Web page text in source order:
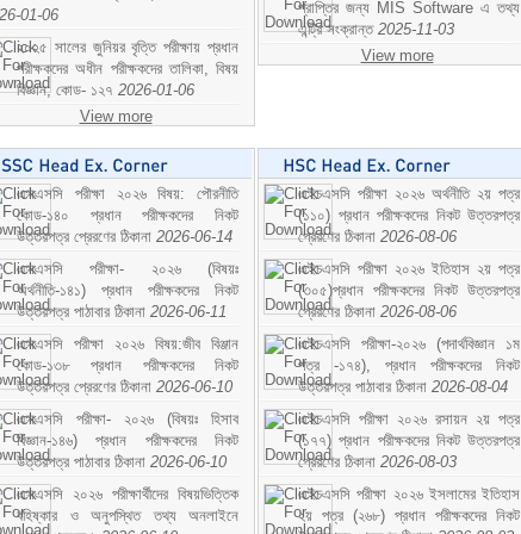
01-06
২০২৫ সালের জুনিয়র বৃত্তি পরীক্ষায় প্রধান
পরীক্ষকদের অধীন পরীক্ষকদের তালিকা, বিষয়
বিজ্ঞান; কোড- ১২৭ 2026-01-06
View more
প্রাপ্তির জন্য MIS Software এ তথ্য
এন্ট্রি সংক্রান্ত 2025-11-03
View more
এসএসসি পরীক্ষা ২০২৬ বিষয়: পৌরনীতি
কোড-১৪০ প্রধান পরীক্ষকদের নিকট
উত্তরপত্র প্রেরণের ঠিকানা 2026-06-14
এসএসসি পরীক্ষা- ২০২৬ (বিষয়ঃ
অর্থনীতি-১৪১) প্রধান পরীক্ষকদের নিকট
উত্তরপত্র পাঠাবার ঠিকানা 2026-06-11
এসএসসি পরীক্ষা ২০২৬ বিষয়:জীব বিঞ্জান
কোড-১৩৮ প্রধান পরীক্ষকদের নিকট
উত্তরপত্র প্রেরণের ঠিকানা 2026-06-10
এসএসসি পরীক্ষা- ২০২৬ (বিষয়ঃ হিসাব
বিজ্ঞান-১৪৬) প্রধান পরীক্ষকদের নিকট
উত্তরপত্র পাঠাবার ঠিকানা 2026-06-10
এসএসসি ২০২৬ পরীক্ষার্থীদের বিষয়ভিত্তিক
বহিষ্কার ও অনুপস্থিত তথ্য অনলাইনে
এইচএসসি পরীক্ষা ২০২৬ অর্থনীতি ২য় পত্র
(১১০) প্রধান পরীক্ষকদের নিকট উত্তরপত্র
প্রেরণের ঠিকানা 2026-08-06
এইচএসসি পরীক্ষা ২০২৬ ইতিহাস ২য় পত্র
(৩০৫)প্রধান পরীক্ষকদের নিকট উত্তরপত্র
প্রেরণের ঠিকানা 2026-08-06
এইচএসসি পরীক্ষা-২০২৬ (পদার্থবিজ্ঞান ১ম
পত্র -১৭৪), প্রধান পরীক্ষকদের নিকট
উত্তরপত্র পাঠাবার ঠিকানা 2026-08-04
এইচএসসি পরীক্ষা ২০২৬ রসায়ন ২য় পত্র
(১৭৭) প্রধান পরীক্ষকদের নিকট উত্তরপত্র
প্রেরণের ঠিকানা 2026-08-03
এইচএসসি পরীক্ষা ২০২৬ ইসলামের ইতিহাস
২য় পত্র (২৬৮) প্রধান পরীক্ষকদের নিকট